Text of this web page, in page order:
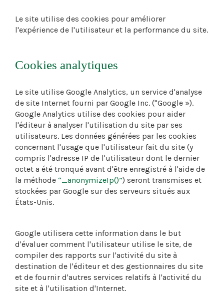
Le site utilise des cookies pour améliorer
l'expérience de l'utilisateur et la performance du site.
Cookies analytiques
Le site utilise Google Analytics, un service d'analyse
de site Internet fourni par Google Inc. ("Google »).
Google Analytics utilise des cookies pour aider
l'éditeur à analyser l'utilisation du site par ses
utilisateurs. Les données générées par les cookies
concernant l'usage que l'utilisateur fait du site (y
compris l'adresse IP de l'utilisateur dont le dernier
octet a été tronqué avant d'être enregistré à l'aide de
la méthode “_anonymizeIp()”) seront transmises et
stockées par Google sur des serveurs situés aux
États-Unis.
Google utilisera cette information dans le but
d'évaluer comment l'utilisateur utilise le site, de
compiler des rapports sur l'activité du site à
destination de l'éditeur et des gestionnaires du site
et de fournir d'autres services relatifs à l'activité du
site et à l'utilisation d'Internet.